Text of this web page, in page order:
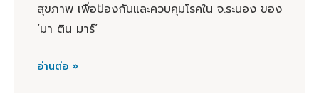
สุขภาพ เพื่อป้องกันและควบคุมโรคใน จ.ระนอง ของ
‘มา ติน มาร์’
อ่านต่อ »